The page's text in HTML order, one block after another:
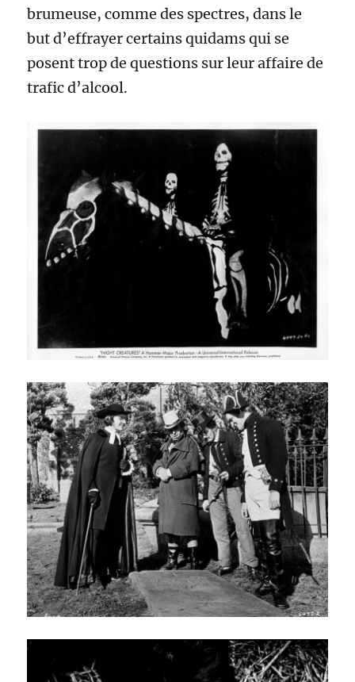
brumeuse, comme des spectres, dans le
but d’effrayer certains quidams qui se
posent trop de questions sur leur affaire de
trafic d’alcool.